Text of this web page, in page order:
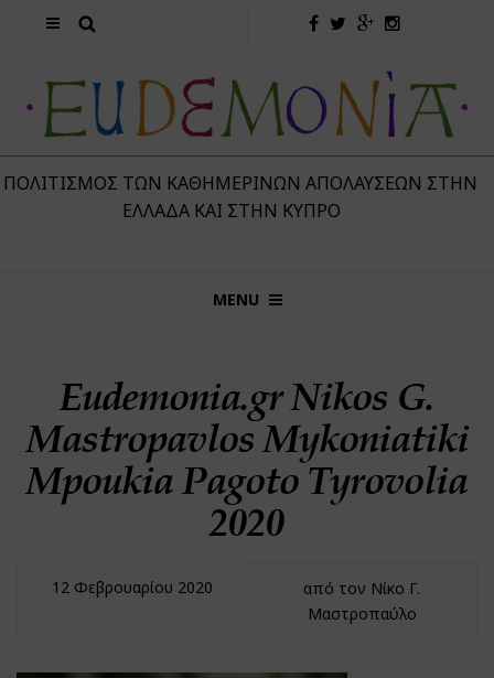
ΤΩΝ ΚΑΘΗΜΕΡΙΝΏΝ ΑΠΟΛΑΎΣΕΩΝ ΣΤΗΝ
ΕΛΛΆΔΑ ΚΑΙ ΣΤΗΝ ΚΎΠΡΟ
MENU
Eudemonia.gr Nikos G.
Mastropavlos Mykoniatiki
Mpoukia Pagoto Tyrovolia
2020
12 Φεβρουαρίου 2020
από τον Νίκο Γ.
Μαστροπαύλο